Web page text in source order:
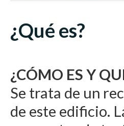
¿Qué es?
¿CÓMO ES Y
Se trata de un
de este edificio.